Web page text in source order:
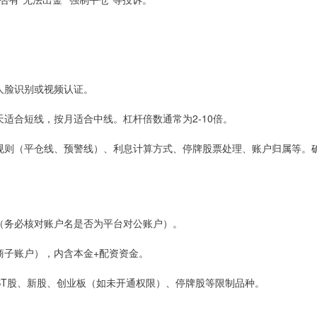
识别或视频认证。
合短线，按月适合中线。杠杆倍数通常为2-10倍。
（平仓线、预警线）、利息计算方式、停牌股票处理、账户归属等。
必核对账户名是否为平台对公账户）。
账户），内含本金+配资资金。
、新股、创业板（如未开通权限）、停牌股等限制品种。